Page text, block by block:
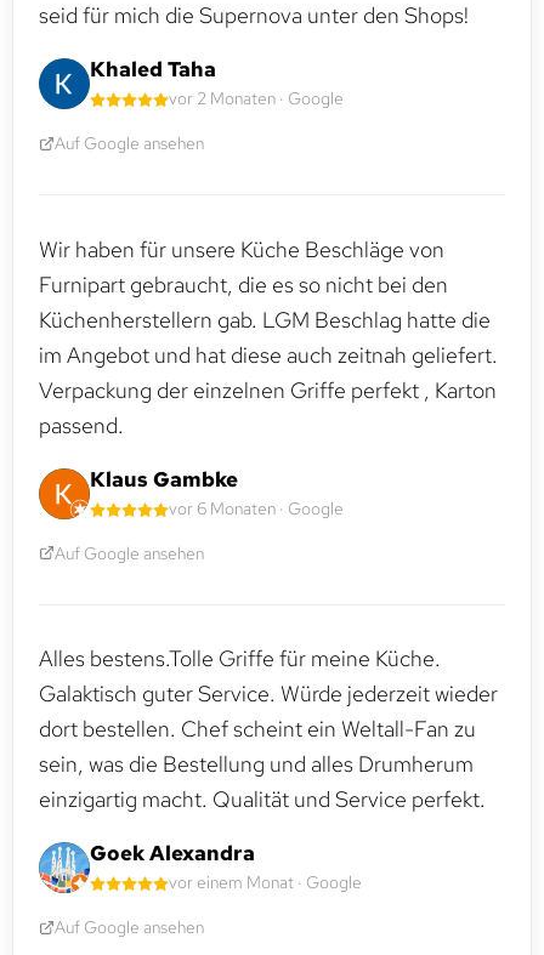
seid für mich die Supernova unter den Shops!
Khaled Taha
vor 2 Monaten · Google
Auf Google ansehen
Wir haben für unsere Küche Beschläge von
Furnipart gebraucht, die es so nicht bei den
Küchenherstellern gab. LGM Beschlag hatte die
im Angebot und hat diese auch zeitnah geliefert.
Verpackung der einzelnen Griffe perfekt , Karton
passend.
Klaus Gambke
vor 6 Monaten · Google
Auf Google ansehen
Alles bestens.Tolle Griffe für meine Küche.
Galaktisch guter Service. Würde jederzeit wieder
dort bestellen. Chef scheint ein Weltall-Fan zu
sein, was die Bestellung und alles Drumherum
einzigartig macht. Qualität und Service perfekt.
Goek Alexandra
vor einem Monat · Google
Auf Google ansehen